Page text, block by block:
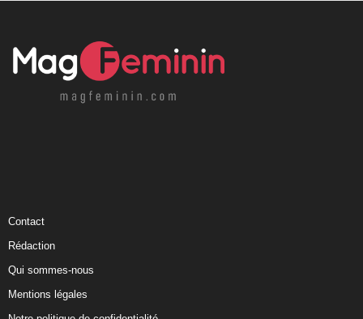
Contact
Rédaction
Qui sommes-nous
Mentions légales